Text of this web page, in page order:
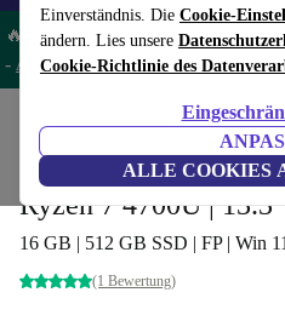
Einverständnis. Die Cookie-
ändern. Lies unsere
Cookie-Richtlinie des
ALLE COOKIES
🔥 Spare 5% EXTRA auf
- AGB
Laptops HP Laptops
HP ProBook X360
Ryzen 7 4700U | 13.3"
16 GB | 512 GB SSD | FP | Win
(1 Bewertung)